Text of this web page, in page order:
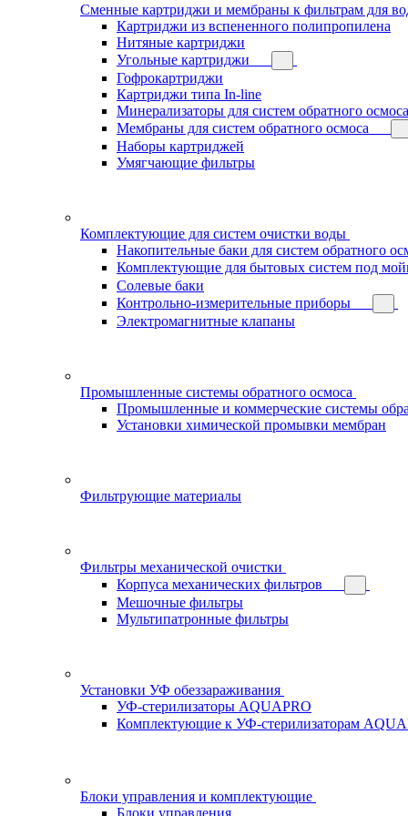
Сменные картриджи и мембраны к фильтрам для
Картриджи из вспененного полипропилена
Нитяные картриджи
Угольные картриджи
Гофрокартриджи
Картриджи типа In-line
Минерализаторы для систем обратного осмоса
Мембраны для систем обратного осмоса
Наборы картриджей
Умягчающие фильтры
Комплектующие для систем очистки воды
Накопительные баки для систем обратного
Комплектующие для бытовых систем под
Солевые баки
Контрольно-измерительные приборы
Электромагнитные клапаны
Промышленные системы обратного осмоса
Промышленные и коммерческие системы
Установки химической промывки мембран
Фильтрующие материалы
Фильтры механической очистки
Корпуса механических фильтров
Мешочные фильтры
Мультипатронные фильтры
Установки УФ обеззараживания
УФ-стерилизаторы AQUAPRO
Комплектующие к УФ-стерилизаторам
Блоки управления и комплектующие
Блоки управления